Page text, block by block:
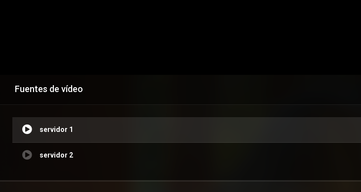
Fuentes de vídeo
servidor 1
servidor 2